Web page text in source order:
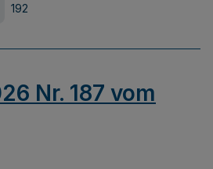
192
Nr. 187 vom